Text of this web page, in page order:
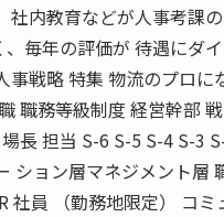
社内教育などが人事考課の
毎年の評価が 待遇にダ
略 特集 物流のプロに
職務等級制度 経営幹部
長 担当 S-6 S-5 S-4 S-3
ション層マネジメント層
社員 （勤務地限定） コ